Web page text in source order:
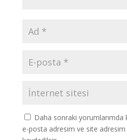
Daha sonraki yorumlarımda
e-posta adresim ve site adresim